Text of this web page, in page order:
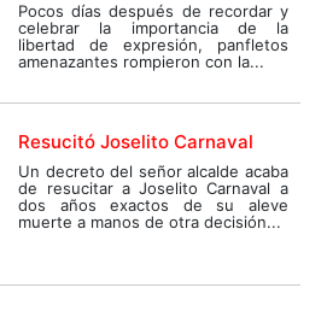
Pocos días después de recordar y
celebrar la importancia de la
libertad de expresión, panfletos
amenazantes rompieron con la...
Resucitó Joselito Carnaval
Un decreto del señor alcalde acaba
de resucitar a Joselito Carnaval a
dos años exactos de su aleve
muerte a manos de otra decisión...